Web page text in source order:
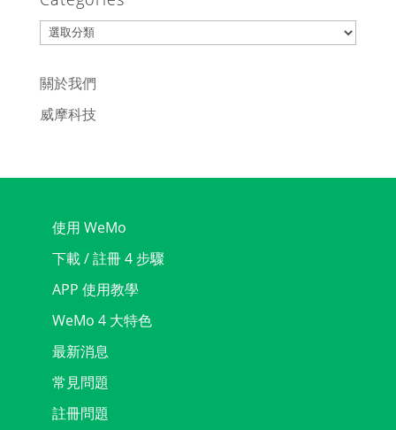
Categories
關於我們
威摩科技
使用 WeMo
下載 / 註冊 4 步驟
APP 使用教學
WeMo 4 大特色
最新消息
常見問題
註冊問題